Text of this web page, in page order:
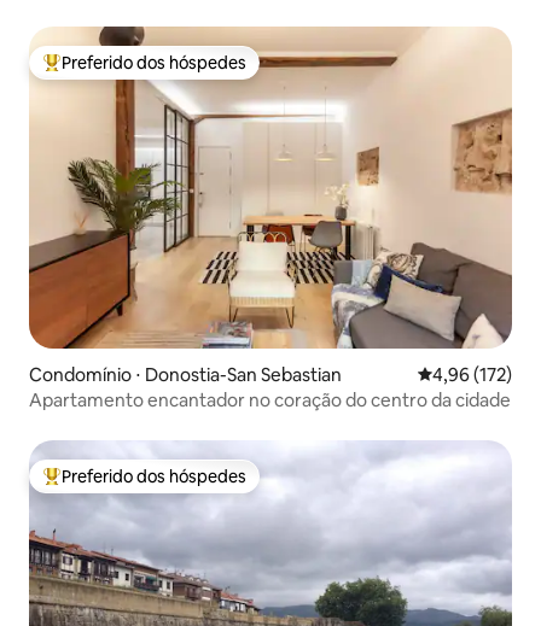
Entre os melhores preferidos dos hóspedes
Preferido dos hóspedes
Condomínio ⋅ Donostia-San Sebastian 4,96 de uma
4,96 (172)
Apartamento encantador no coração do centro da cidade
Entre os melhores preferidos dos hóspedes
Preferido dos hóspedes